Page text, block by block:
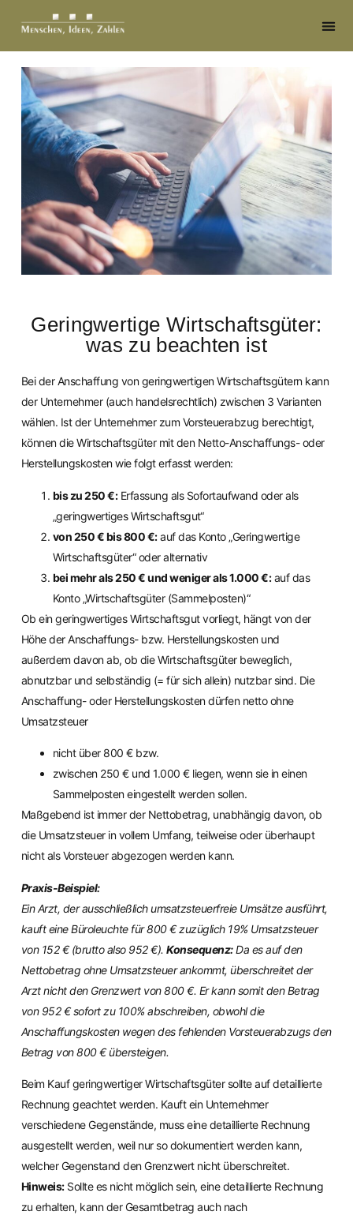
Geringwertige Wirtschaftsgüter:
was zu beachten ist
Bei der Anschaffung von geringwertigen Wirtschaftsgütern kann
der Unternehmer (auch handelsrechtlich) zwischen 3 Varianten
wählen. Ist der Unternehmer zum Vorsteuerabzug berechtigt,
können die Wirtschaftsgüter mit den Netto-Anschaffungs- oder
Herstellungskosten wie folgt erfasst werden:
bis zu 250 €:Erfassung als Sofortaufwand oder als
„geringwertiges Wirtschaftsgut“
von 250 € bis 800 €:auf das Konto „Geringwertige
Wirtschaftsgüter“ oder alternativ
bei mehr als 250 € und weniger als 1.000 €:auf das
Konto „Wirtschaftsgüter (Sammelposten)“
Ob ein geringwertiges Wirtschaftsgut vorliegt, hängt von der
Höhe der Anschaffungs- bzw. Herstellungskosten und
außerdem davon ab, ob die Wirtschaftsgüter beweglich,
abnutzbar und selbständig (= für sich allein) nutzbar sind. Die
Anschaffung- oder Herstellungskosten dürfen netto ohne
Umsatzsteuer
nicht über 800 € bzw.
zwischen 250 € und 1.000 € liegen, wenn sie in einen
Sammelposten eingestellt werden sollen.
Maßgebend ist immer der Nettobetrag, unabhängig davon, ob
die Umsatzsteuer in vollem Umfang, teilweise oder überhaupt
nicht als Vorsteuer abgezogen werden kann.
Praxis-Beispiel:
Ein Arzt, der ausschließlich umsatzsteuerfreie Umsätze ausführt,
kauft eine Büroleuchte für 800 € zuzüglich 19% Umsatzsteuer
von 152 € (brutto also 952 €).Konsequenz:Da es auf den
Nettobetrag ohne Umsatzsteuer ankommt, überschreitet der
Arzt nicht den Grenzwert von 800 €. Er kann somit den Betrag
von 952 € sofort zu 100% abschreiben, obwohl die
Anschaffungskosten wegen des fehlenden Vorsteuerabzugs den
Betrag von 800 € übersteigen.
Beim Kauf geringwertiger Wirtschaftsgüter sollte auf detaillierte
Rechnung geachtet werden. Kauft ein Unternehmer
verschiedene Gegenstände, muss eine detaillierte Rechnung
ausgestellt werden, weil nur so dokumentiert werden kann,
welcher Gegenstand den Grenzwert nicht überschreitet.
Hinweis:Sollte es nicht möglich sein, eine detaillierte Rechnung
zu erhalten, kann der Gesamtbetrag auch nach